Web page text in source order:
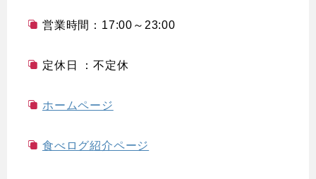
営業時間：17:00～23:00
定休日 ：不定休
ホームページ
食べログ紹介ページ